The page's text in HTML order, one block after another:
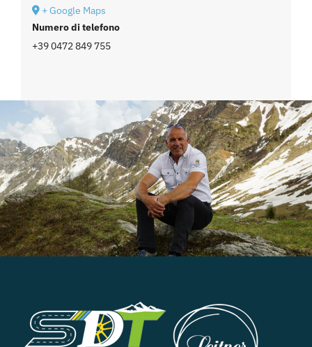
+ Google Maps
Numero di telefono
+39 0472 849 755